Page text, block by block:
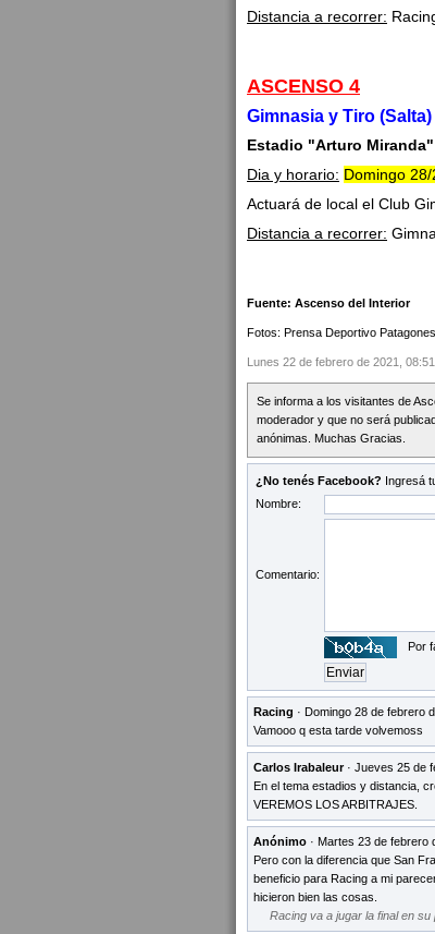
Distancia a recorrer:
ASCENSO 4
Gimnasia y Tiro
Estadio "Arturo
Dia y horario: Domingo
Actuará de local el Club
Distancia a recorrer:
Fuente: Ascenso del Interior
Fotos: Prensa Deportivo
Lunes 22 de febrero de 2021, 08:51
Se informa a los visitantes de
moderador y que no será
anónimas. Muchas Gracias.
¿No tenés Facebook? Ingresá
Nombre:
Comentario:
Por
Racing · Domingo 28 de febrero
Vamooo q esta tarde volvemoss
Carlos Irabaleur· Jueves 25 de
En el tema estadios y distancia,
VEREMOS LOS ARBITRAJES.
Anónimo · Martes 23 de febrero
Pero con la diferencia que San
beneficio para Racing a mi
hicieron bien las cosas.
Racing va a jugar la final en